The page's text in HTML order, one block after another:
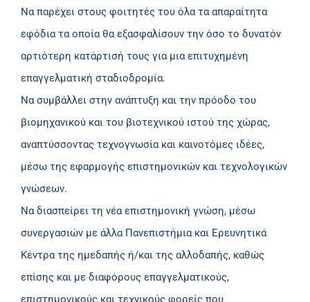
Να παρέχει στους φοιτητές του όλα τα απαραίτητα
εφόδια τα οποία θα εξασφαλίσουν την όσο το δυνατόν
αρτιότερη κατάρτισή τους για μια επιτυχημένη
επαγγελματική σταδιοδρομία.
Να συμβάλλει στην ανάπτυξη και την πρόοδο του
βιομηχανικού και του βιοτεχνικού ιστού της χώρας,
αναπτύσσοντας τεχνογνωσία και καινοτόμες ιδέες,
µέσω της εφαρμογής επιστημονικών και τεχνολογικών
γνώσεων.
Να διασπείρει τη νέα επιστημονική γνώση, μέσω
συνεργασιών με άλλα Πανεπιστήμια και Ερευνητικά
Κέντρα της ημεδαπής ή/και της αλλοδαπής, καθώς
επίσης και με διαφόρους επαγγελματικούς,
επιστημονικούς και τεχνικούς φορείς που